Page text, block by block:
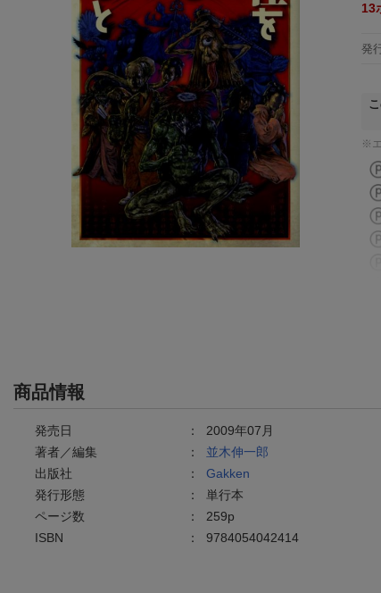
13
発
※
商品情報
発売日 ： 2009年07月
著者／編集
： 並木伸一郎
出版社
： Gakken
発行形態
： 単行本
ページ数
： 259p
ISBN
： 9784054042414